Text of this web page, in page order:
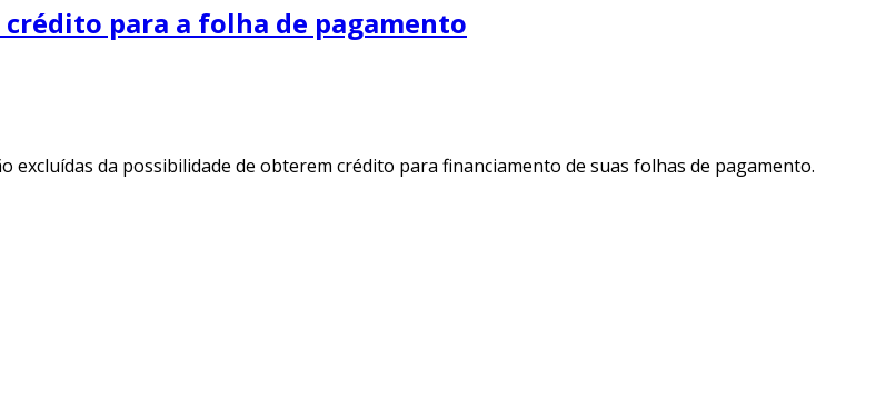
crédito para a folha de pagamento
excluídas da possibilidade de obterem crédito para financiamento de suas folhas de pagamento.